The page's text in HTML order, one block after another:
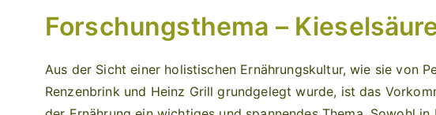
Forschungsthema –
Aus der Sicht einer holistischen Ernährungskultur, wie sie von
Renzenbrink und Heinz Grill grundgelegt wurde, ist das